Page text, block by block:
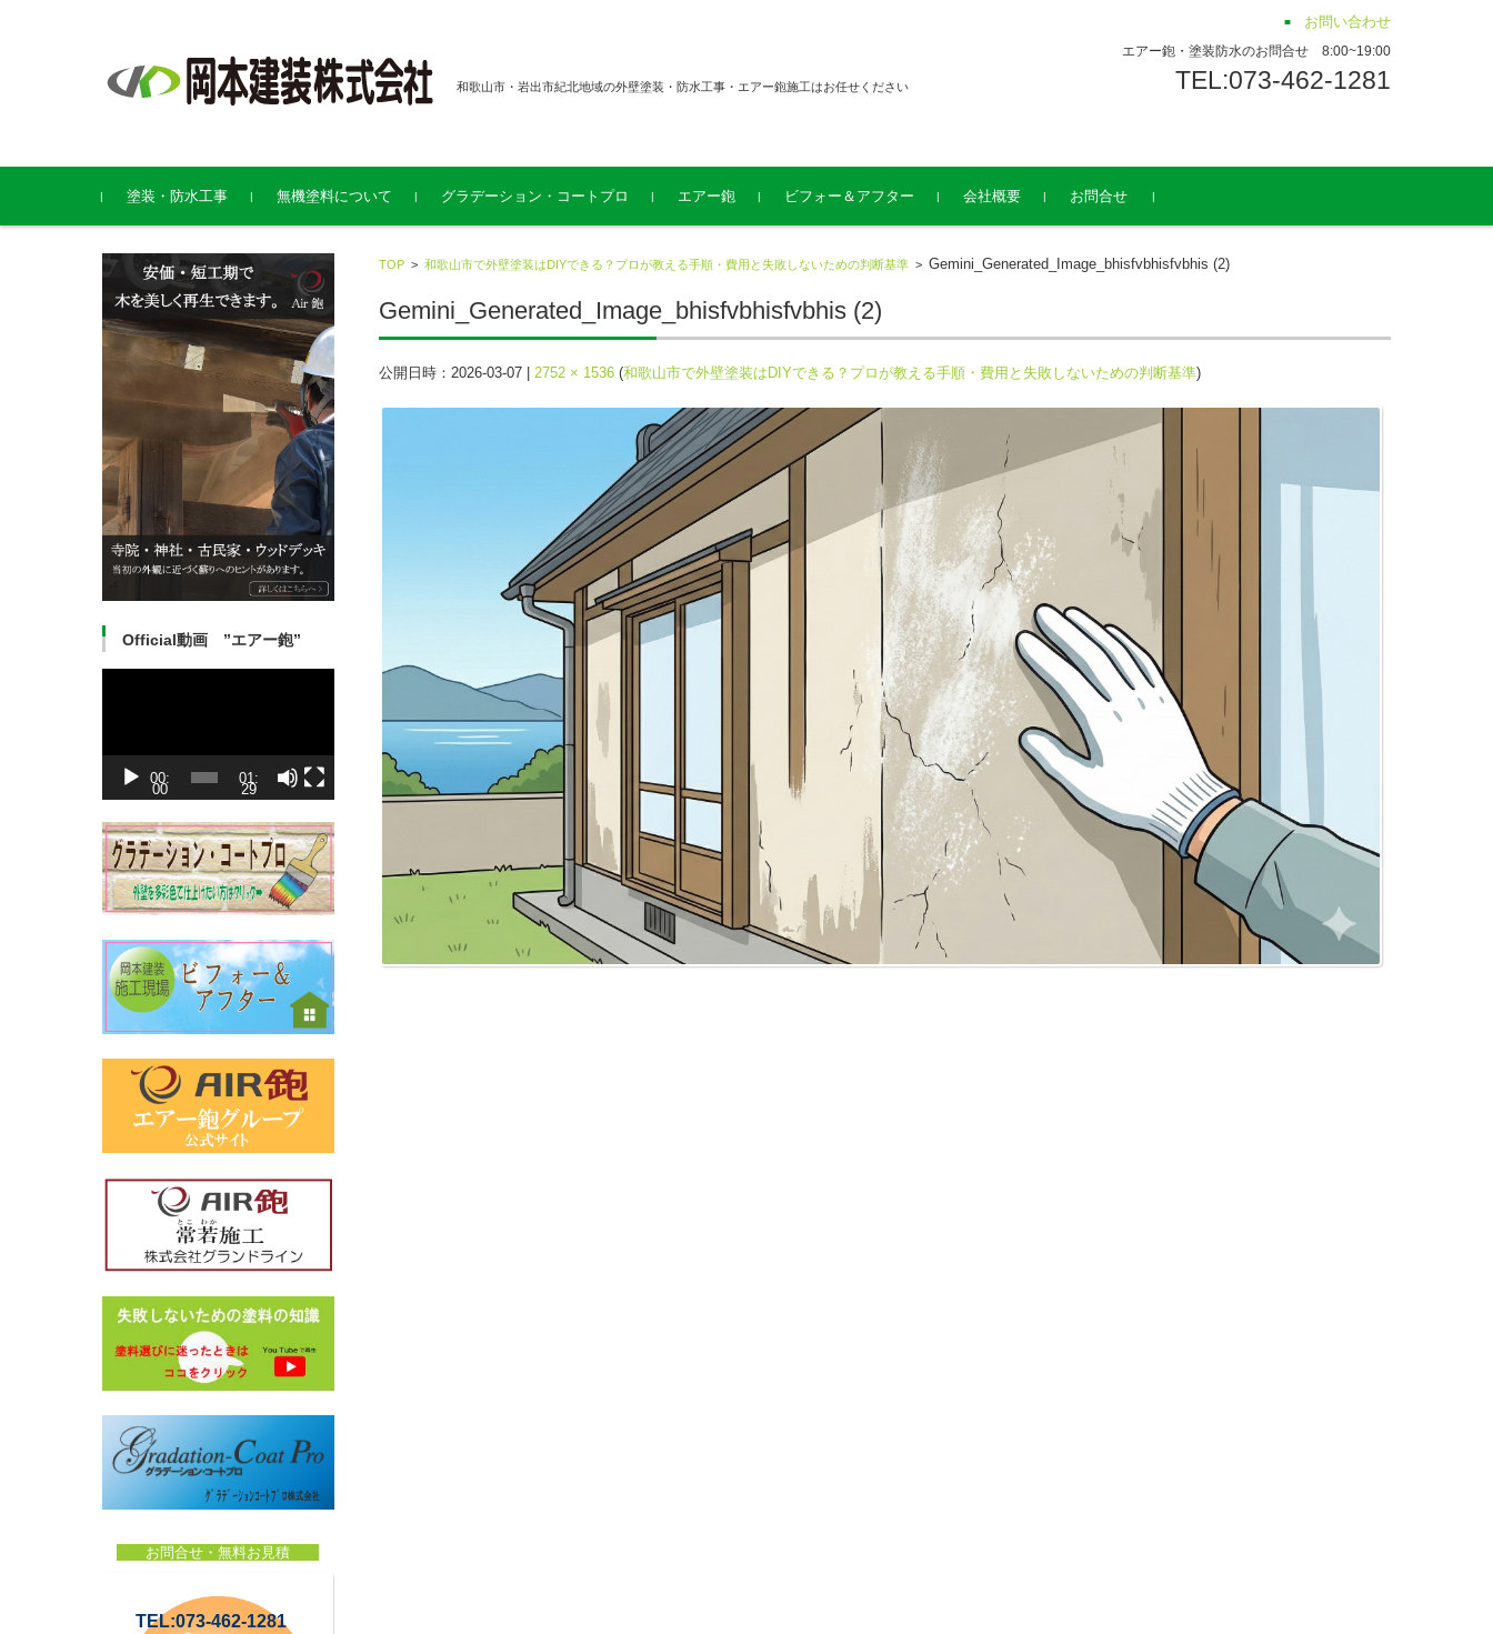
和歌山市・岩出市紀北地域の外壁塗装・防水工事・エアー鉋施工はお任せください
お問い合わせ
エアー鉋・塗装防水のお問合せ 8:00~19:00
TEL:073-462-1281
コンテンツに移動
塗装・防水工事
無機塗料について グラデーション・コートプロ エアー鉋 ビフォー＆アフター 会社概要 お問合せ
TOP> 和歌山市で外壁塗装はDIYできる？プロが教える手順・費用と失敗しないための判断基準> Gemini_Generated_Image_bhisfvbhisfvbhis (2)
Gemini_Generated_Image_bhisfvbhisfvbhis (2)
公開日時： 2026-03-07| 2752 × 1536(和歌山市で外壁塗装はDIYできる？プロが教える手順・費用と失敗しないための判断基準)
Official動画 ”エアー鉋”
00:
00
01:
29
お問合せ・無料お見積
TEL:073-462-1281